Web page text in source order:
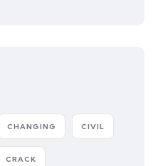
CHANGING CIVIL
CRACK